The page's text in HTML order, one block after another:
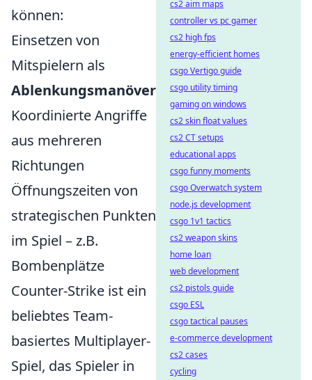
können:
Einsetzen von
Mitspielern als
Ablenkungsmanöver
Koordinierte Angriffe
aus mehreren
Richtungen
Öffnungszeiten von
strategischen Punkten
im Spiel – z.B.
Bombenplätze
Counter-Strike ist ein
beliebtes Team-
basiertes Multiplayer-
Spiel, das Spieler in
cs2 aim maps
controller vs pc gamer
cs2 high fps
energy-efficient homes
csgo Vertigo guide
csgo utility timing
gaming on windows
cs2 skin float values
cs2 CT setups
educational apps
csgo funny moments
csgo Overwatch system
node.js development
csgo 1v1 tactics
cs2 weapon skins
home loan
web development
cs2 pistols guide
csgo ESL
csgo tactical pauses
e-commerce development
cs2 cases
cycling